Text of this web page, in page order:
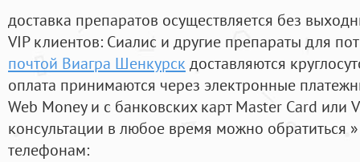
доставка препаратов осуществляется без
VIP клиентов: Сиалис и другие препараты для
почтой Виагра Шенкурск доставляются
оплата принимаются через электронные
Web Money и с банковских карт Master Card или
консультации в любое время можно обратиться
телефонам: